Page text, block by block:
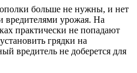
больше не нужны, и нет
вредителями урожая. На
практически не попадают
грядки на
вредитель не доберется для